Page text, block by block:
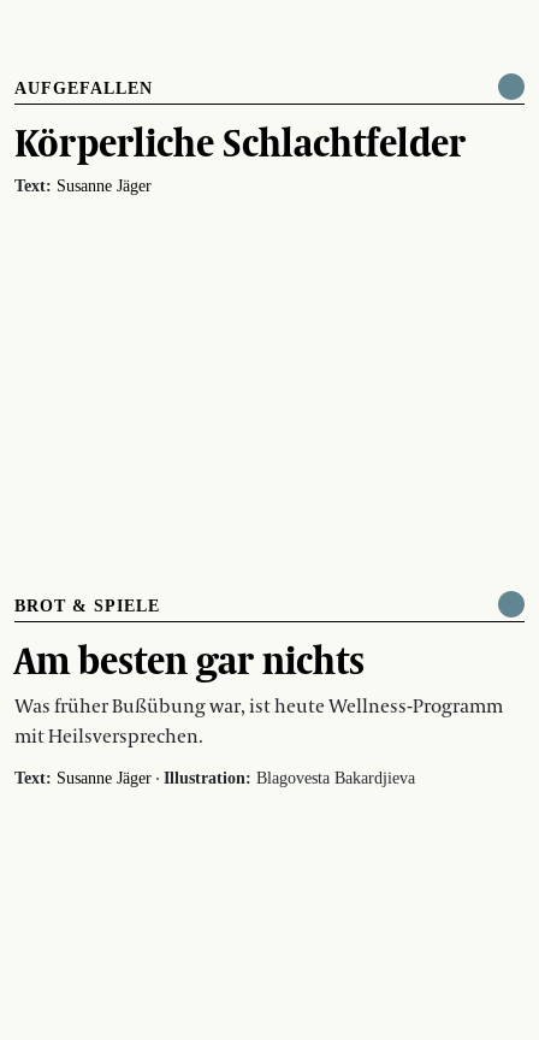
AUFGEFALLEN
Körperliche Schlachtfelder
Text: Susanne Jäger
BROT & SPIELE
Am besten gar nichts
Was früher Bußübung war, ist heute Wellness-Programm
mit Heilsversprechen.
Text: Susanne Jäger · Illustration: Blagovesta Bakardjieva